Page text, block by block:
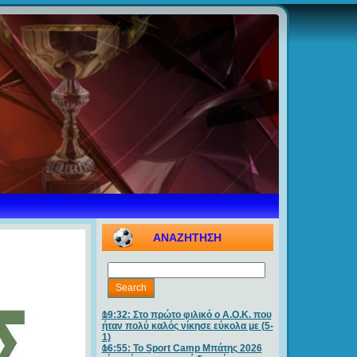
ΑΝΑΖΗΤΗΣΗ
19:32: Στο πρώτο φιλικό ο Α.Ο.Κ. που
ήταν πολύ καλός νίκησε εύκολα με (5-
1)
16:55: Το Sport Camp Μπάτης 2026